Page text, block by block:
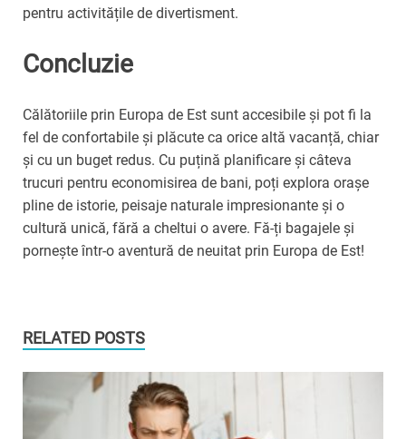
pentru activitățile de divertisment.
Concluzie
Călătoriile prin Europa de Est sunt accesibile și pot fi la
fel de confortabile și plăcute ca orice altă vacanță, chiar
și cu un buget redus. Cu puțină planificare și câteva
trucuri pentru economisirea de bani, poți explora orașe
pline de istorie, peisaje naturale impresionante și o
cultură unică, fără a cheltui o avere. Fă-ți bagajele și
pornește într-o aventură de neuitat prin Europa de Est!
RELATED POSTS